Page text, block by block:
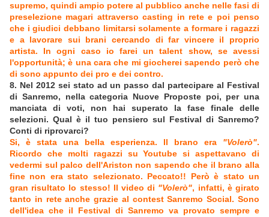
supremo, quindi ampio potere al pubblico anche nelle fasi di
preselezione magari attraverso casting in rete e poi penso
che i giudici debbano limitarsi solamente a formare i ragazzi
e a lavorare sui brani cercando di far vincere il proprio
artista. In ogni caso io farei un talent show, se avessi
l'opportunità; è una cara che mi giocherei sapendo però che
di sono appunto dei pro e dei contro.
8. Nel 2012 sei stato ad un passo dal partecipare al Festival
di Sanremo, nella categoria Nuove Proposte poi, per una
manciata di voti, non hai superato la fase finale delle
selezioni. Qual è il tuo pensiero sul Festival di Sanremo?
Conti di riprovarci?
Si, è stata una bella esperienza. Il brano era "Volerò".
Ricordo che molti ragazzi su Youtube si aspettavano di
vedermi sul palco dell'Ariston non sapendo che il brano alla
fine non era stato selezionato. Peccato!! Però è stato un
gran risultato lo stesso! Il video di "Volerò", infatti, è girato
tanto in rete anche grazie al contest Sanremo Social. Sono
dell'idea che il Festival di Sanremo va provato sempre e